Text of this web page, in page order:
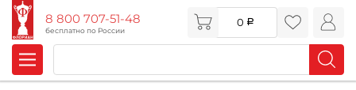
8 800 707-51-48
бесплатно по России
0